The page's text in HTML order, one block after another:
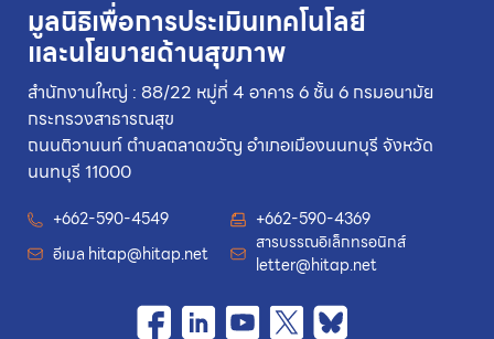
มูลนิธิเพื่อการประเมินเทคโนโลยี
และนโยบายด้านสุขภาพ
สำนักงานใหญ่ : 88/22 หมู่ที่ 4 อาคาร 6 ชั้น 6 กรมอนามัย
กระทรวงสาธารณสุข
ถนนติวานนท์ ตำบลตลาดขวัญ อำเภอเมืองนนทบุรี จังหวัด
นนทบุรี 11000
+662-590-4549
+662-590-4369
อีเมล hitap@hitap.net
สารบรรณอิเล็กทรอนิกส์
letter@hitap.net